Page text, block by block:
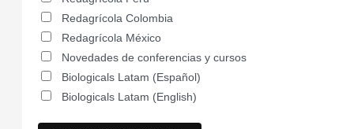
Redagrícola Colombia
Redagrícola México
Novedades de conferencias y cursos
Biologicals Latam (Español)
Biologicals Latam (English)